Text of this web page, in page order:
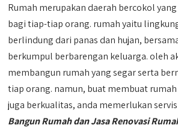
Rumah merupakan daerah bercokol
bagi tiap-tiap orang. rumah yaitu
berlindung dari panas dan hujan,
berkumpul berbarengan keluarga. oleh
membangun rumah yang segar serta
tiap orang. namun, buat membuat
juga berkualitas, anda memerlukan servis
Bangun Rumah dan Jasa Renovasi